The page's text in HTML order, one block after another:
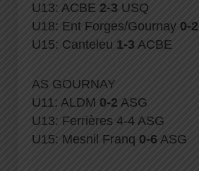
U13: ACBE 2-3 USQ
U18: Ent Forges/Gournay 0-2
U15: Canteleu 1-3 ACBE
AS GOURNAY
U11: ALDM 0-2 ASG
U13: Ferrières 4-4 ASG
U15: Mesnil Franq 0-6 ASG